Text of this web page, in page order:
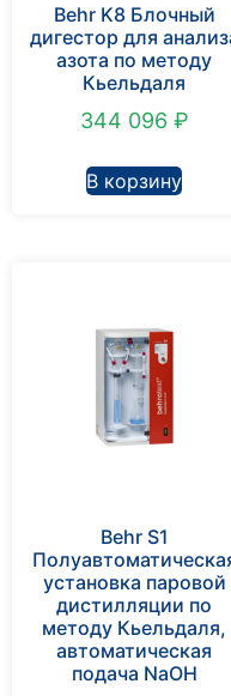
Behr K8 Блочный
дигестор для
азота по методу
Кьельдаля
344 096 ₽
В корзину
Behr S1
установка паровой
дистилляции по
методу Кьельдаля,
автоматическая
подача NaOH